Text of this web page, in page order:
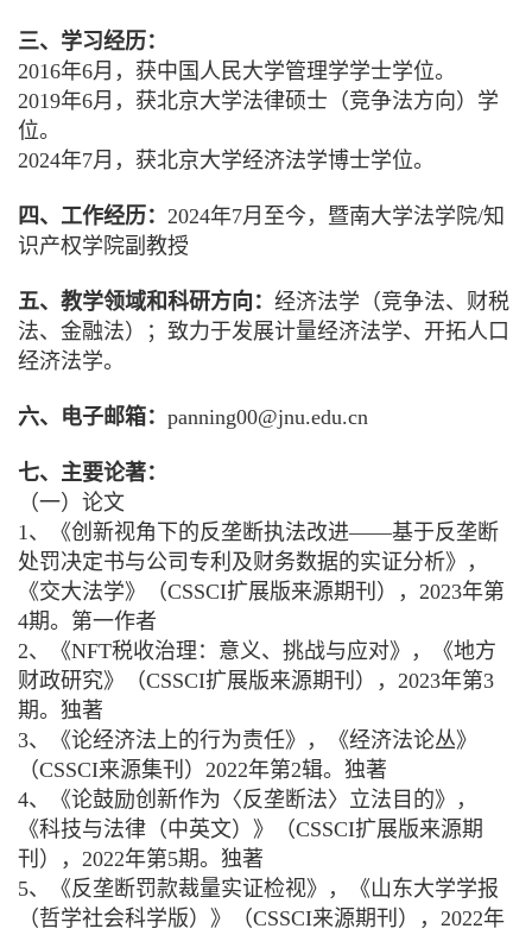
三、学习经历：
2016年6月，获中国人民大学管理学学士学位。
2019年6月，获北京大学法律硕士（竞争法方向）学
位。
2024年7月，获北京大学经济法学博士学位。
四、工作经历： 2024年7月至今，暨南大学法学院/知
识产权学院副教授
五、教学领域和科研方向： 经济法学（竞争法、财税
法、金融法）；致力于发展计量经济法学、开拓人口
经济法学。
六、电子邮箱： panning00@jnu.edu.cn
七、主要论著：
（一）论文
1、《创新视角下的反垄断执法改进——基于反垄断
处罚决定书与公司专利及财务数据的实证分析》，
《交大法学》（CSSCI扩展版来源期刊），2023年第
4期。第一作者
2、《NFT税收治理：意义、挑战与应对》，《地方
财政研究》（CSSCI扩展版来源期刊），2023年第3
期。独著
3、《论经济法上的行为责任》，《经济法论丛》
（CSSCI来源集刊）2022年第2辑。独著
4、《论鼓励创新作为〈反垄断法〉立法目的》，
《科技与法律（中英文）》（CSSCI扩展版来源期
刊），2022年第5期。独著
5、《反垄断罚款裁量实证检视》，《山东大学学报
（哲学社会科学版）》（CSSCI来源期刊），2022年